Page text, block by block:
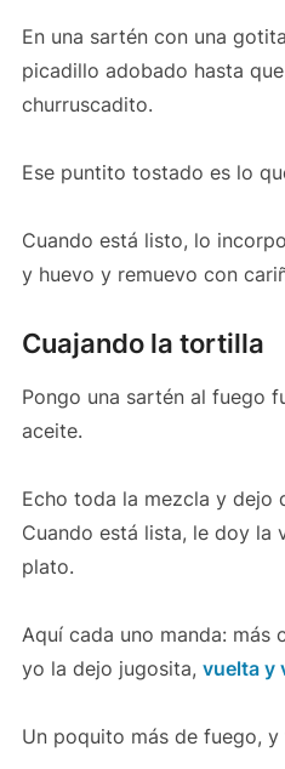
En una sartén con una
picadillo adobado hasta
churruscadito.
Ese puntito tostado es lo
Cuando está listo, lo
y huevo y remuevo con
Cuajando la tortilla
Pongo una sartén al fuego
aceite.
Echo toda la mezcla y dejo
Cuando está lista, le doy la
plato.
Aquí cada uno manda: más
yo la dejo jugosita, vuelta y
Un poquito más de fuego, y